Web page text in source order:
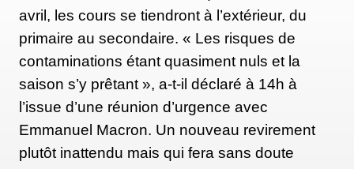
avril, les cours se tiendront à l’extérieur, du
primaire au secondaire. « Les risques de
contaminations étant quasiment nuls et la
saison s’y prêtant », a-t-il déclaré à 14h à
l’issue d’une réunion d’urgence avec
Emmanuel Macron. Un nouveau revirement
plutôt inattendu mais qui fera sans doute